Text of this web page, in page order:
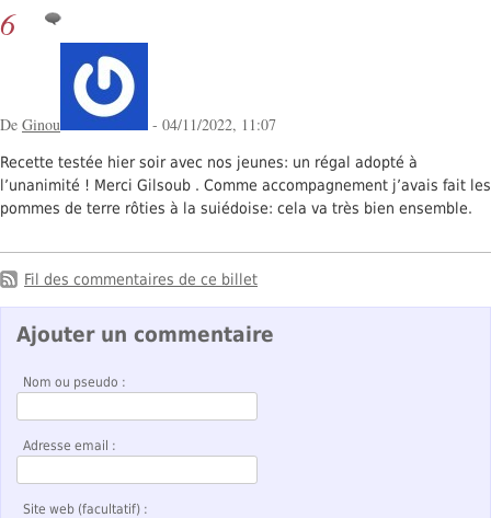
6
De Ginou - 04/11/2022, 11:07
Recette testée hier soir avec nos jeunes: un régal adopté à
l’unanimité ! Merci Gilsoub . Comme accompagnement j’avais fait les
pommes de terre rôties à la suiédoise: cela va très bien ensemble.
Fil des commentaires de ce billet
Ajouter un commentaire
Nom ou pseudo :
Adresse email :
Site web (facultatif) :